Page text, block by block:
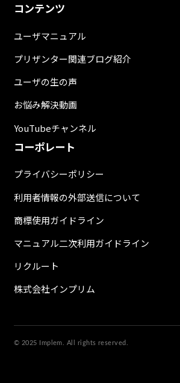
コンテンツ
ユーザマニュアル
プリザンター関連ブログ紹介
ユーザの生の声
お悩み解決動画
YouTubeチャンネル
コーポレート
プライバシーポリシー
利用者情報の外部送信について
商標使用ガイドライン
マニュアル二次利用ガイドライン
リクルート
株式会社インプリム
© 2025 Implem. All rights reserved.